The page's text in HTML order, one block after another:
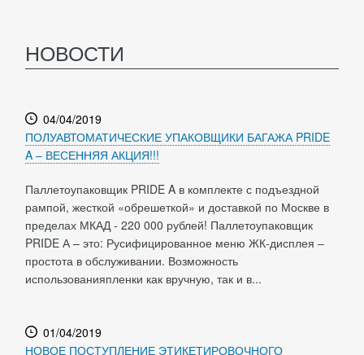
НОВОСТИ
04/04/2019
ПОЛУАВТОМАТИЧЕСКИЕ УПАКОВЩИКИ БАГАЖА PRIDE
A – ВЕСЕННЯЯ АКЦИЯ!!!
Паллетоупаковщик PRIDE A в комплекте с подъездной
рампой, жесткой «обрешеткой» и доставкой по Москве в
пределах МКАД - 220 000 рублей! Паллетоупаковщик
PRIDE А – это: Русифицированное меню ЖК-дисплея –
простота в обслуживании. Возможность
использованияпленки как вручную, так и в...
01/04/2019
НОВОЕ ПОСТУПЛЕНИЕ ЭТИКЕТИРОВОЧНОГО